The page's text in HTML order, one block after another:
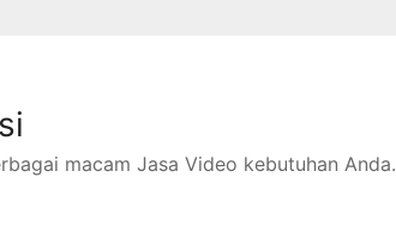
macam Jasa Video kebutuhan Anda.